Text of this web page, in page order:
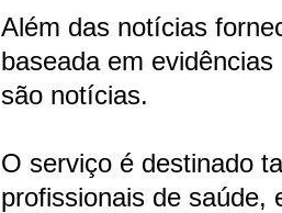
Além das notícias
baseada em
são notícias.
O serviço é destinado
profissionais de saúde,